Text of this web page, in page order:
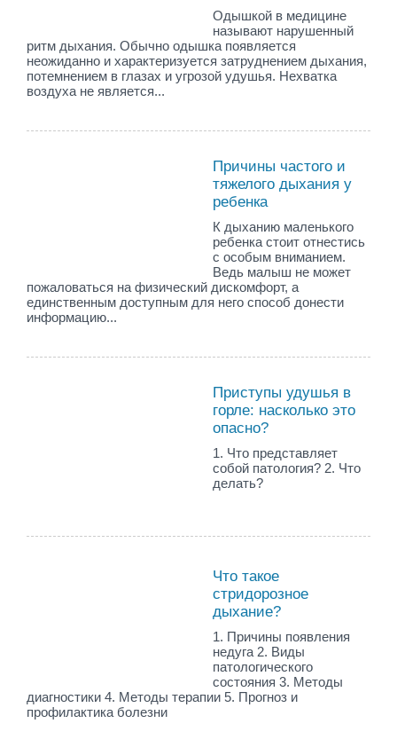
Одышкой в медицине
называют нарушенный
ритм дыхания. Обычно одышка появляется
неожиданно и характеризуется затруднением дыхания,
потемнением в глазах и угрозой удушья. Нехватка
воздуха не является...
Причины частого и
тяжелого дыхания у
ребенка
К дыханию маленького
ребенка стоит отнестись
с особым вниманием.
Ведь малыш не может
пожаловаться на физический дискомфорт, а
единственным доступным для него способ донести
информацию...
Приступы удушья в
горле: насколько это
опасно?
1. Что представляет
собой патология? 2. Что
делать?
Что такое
стридорозное
дыхание?
1. Причины появления
недуга 2. Виды
патологического
состояния 3. Методы
диагностики 4. Методы терапии 5. Прогноз и
профилактика болезни